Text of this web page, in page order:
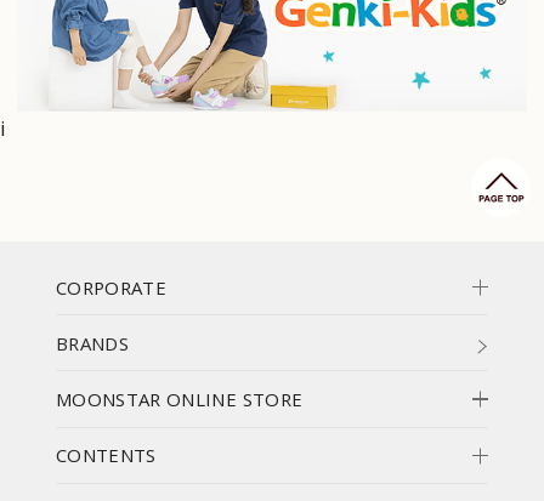
i
CORPORATE
BRANDS
MOONSTAR ONLINE STORE
CONTENTS